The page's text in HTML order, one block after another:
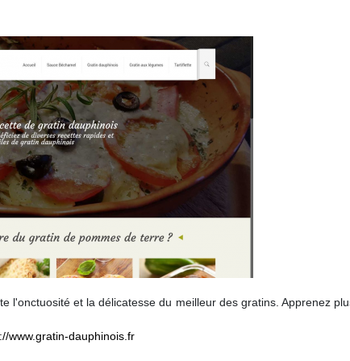
l'onctuosité et la délicatesse du meilleur des gratins. Apprenez
www.gratin-dauphinois.fr